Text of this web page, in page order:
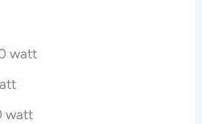
watt
watt